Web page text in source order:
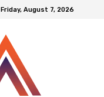
Friday, August 7, 2026